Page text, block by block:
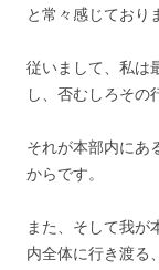
と常々感じており
従いまして、私は
し、否むしろその
それが本部内にあ
からです。
また、そして我が
内全体に行き渡る